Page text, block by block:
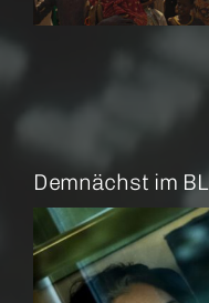
Demnächst im